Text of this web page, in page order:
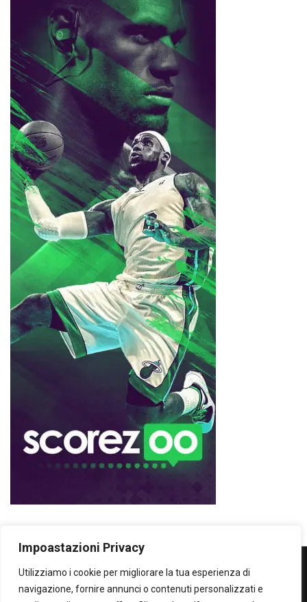
Impoastazioni Privacy
Utilizziamo i cookie per migliorare la tua esperienza di
navigazione, fornire annunci o contenuti personalizzati e
WOWOWOW